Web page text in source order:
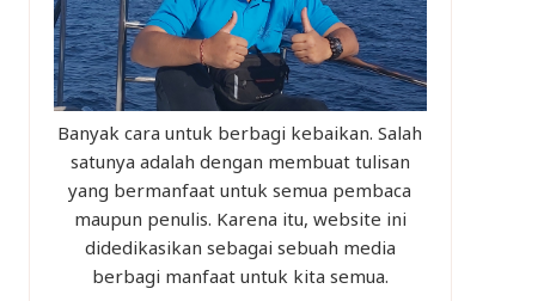
Banyak cara untuk berbagi kebaikan. Salah
satunya adalah dengan membuat tulisan
yang bermanfaat untuk semua pembaca
maupun penulis. Karena itu, website ini
didedikasikan sebagai sebuah media
berbagi manfaat untuk kita semua.